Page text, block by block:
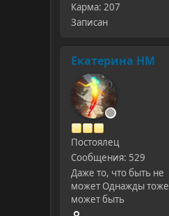
Карма: 207
Записан
Екатерина НМ
Постоялец
Сообщения: 529
Даже то, что быть не
может Однажды тоже
может быть